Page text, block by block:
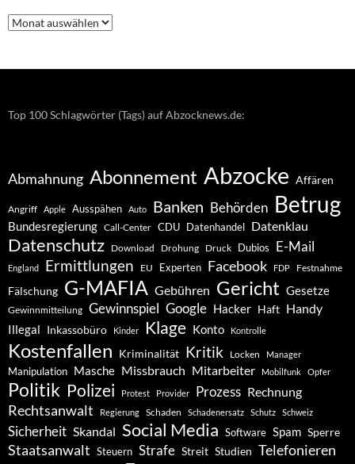
Nachrichten
–
Top 100 Schlagwörter (Tags) auf Abzocknews.de:
Abmahnung Abonnement Abzocke Affären
Angriff Apple Ausspähen Auto Banken Behörden Betrug
Bundesregierung Call-Center CDU Datenhandel Datenklau
Datenschutz Download Drohung Druck Dubios E-Mail
England Ermittlungen EU Experten Facebook FDP Festnahme
Fälschung G-MAFIA Gebühren Gericht Gesetze
Gewinnmitteilung Gewinnspiel Google Hacker Haft Handy
Illegal Inkassobüro Kinder Klage Konto Kontrolle
Kostenfallen Kriminalität Kritik Locken Manager
Manipulation Masche Missbrauch Mitarbeiter Mobilfunk Opfer
Politik Polizei Protest Provider Prozess Rechnung
Rechtsanwalt Regierung Schaden Schadenersatz Schutz Schweiz
Sicherheit Skandal Social Media Software Spam Sperre
Staatsanwalt Steuern Strafe Streit Studien Telefonieren